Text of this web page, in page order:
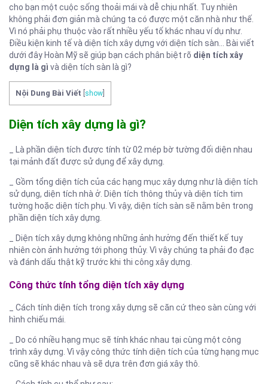
cho bạn một cuộc sống thoải mái và dễ chịu nhất. Tuy nhiên
không phải đơn giản mà chúng ta có được một căn nhà như thế.
Vì nó phải phụ thuộc vào rất nhiều yếu tố khác nhau ví dụ như.
Điều kiện kinh tế và diện tích xây dựng với diện tích sàn… Bài viết
dưới đây Hoàn Mỹ sẽ giúp bạn cách phân biệt rõ diện tích xây
dựng là gì và diện tích sàn là gì?
Nội Dung Bài Viết show
Diện tích xây dựng là gì?
_ Là phần diện tích được tính từ 02 mép bờ tường đối diện nhau
tại mảnh đất được sử dụng để xây dựng.
_ Gồm tổng diện tích của các hạng mục xây dựng như là diện tích
sử dụng, diện tích nhà ở. Diện tích thông thủy và diện tích tim
tường hoặc diện tích phụ. Vì vậy, diện tích sàn sẽ nằm bên trong
phần diện tích xây dựng.
_ Diện tích xây dựng không những ảnh hưởng đến thiết kế tuy
nhiên còn ảnh hưởng tới phong thủy. Vì vậy chúng ta phải đo đạc
và đánh dấu thật kỹ trước khi thi công xây dựng.
Công thức tính tổng diện tích xây dựng
_ Cách tính diện tích trong xây dựng sẽ căn cứ theo sàn cùng với
hình chiếu mái.
_ Do có nhiều hạng mục sẽ tính khác nhau tại cùng một công
trình xây dựng. Vì vậy công thức tính diện tích của từng hạng mục
cũng sẽ khác nhau và sẽ dựa trên đơn giá xây thô.